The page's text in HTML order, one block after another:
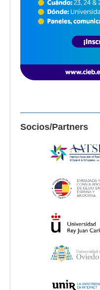
Socios/Partners